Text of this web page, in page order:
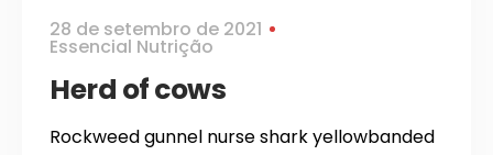
28 de setembro de 2021
Essencial Nutrição
Herd of cows
Rockweed gunnel nurse shark yellowbanded